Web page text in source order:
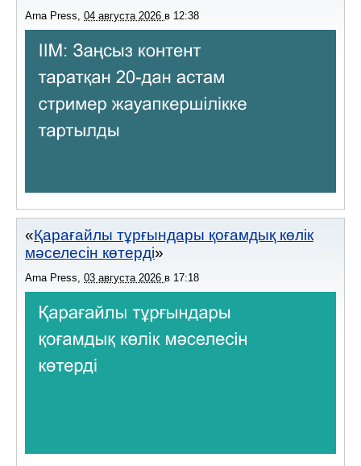
Arna Press 04 августа 2026 в 12:38
Қарағайлы тұрғындары қоғамдық көлік
мәселесін көтерді
Arna Press 03 августа 2026 в 17:18